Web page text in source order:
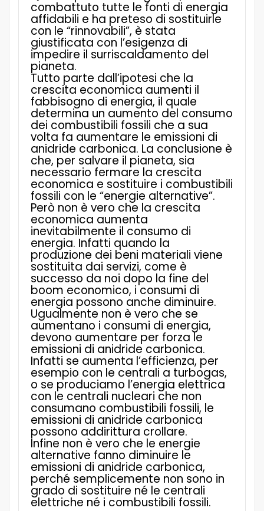
combattuto tutte le fonti di energia
affidabili e ha preteso di sostituirle
con le “rinnovabili”, è stata
giustificata con l’esigenza di
impedire il surriscaldamento del
pianeta.
Tutto parte dall’ipotesi che la
crescita economica aumenti il
fabbisogno di energia, il quale
determina un aumento del consumo
dei combustibili fossili che a sua
volta fa aumentare le emissioni di
anidride carbonica. La conclusione è
che, per salvare il pianeta, sia
necessario fermare la crescita
economica e sostituire i combustibili
fossili con le “energie alternative”.
Però non è vero che la crescita
economica aumenta
inevitabilmente il consumo di
energia. Infatti quando la
produzione dei beni materiali viene
sostituita dai servizi, come è
successo da noi dopo la fine del
boom economico, i consumi di
energia possono anche diminuire.
Ugualmente non è vero che se
aumentano i consumi di energia,
devono aumentare per forza le
emissioni di anidride carbonica.
Infatti se aumenta l’efficienza, per
esempio con le centrali a turbogas,
o se produciamo l’energia elettrica
con le centrali nucleari che non
consumano combustibili fossili, le
emissioni di anidride carbonica
possono addirittura crollare.
Infine non è vero che le energie
alternative fanno diminuire le
emissioni di anidride carbonica,
perché semplicemente non sono in
grado di sostituire né le centrali
elettriche né i combustibili fossili.